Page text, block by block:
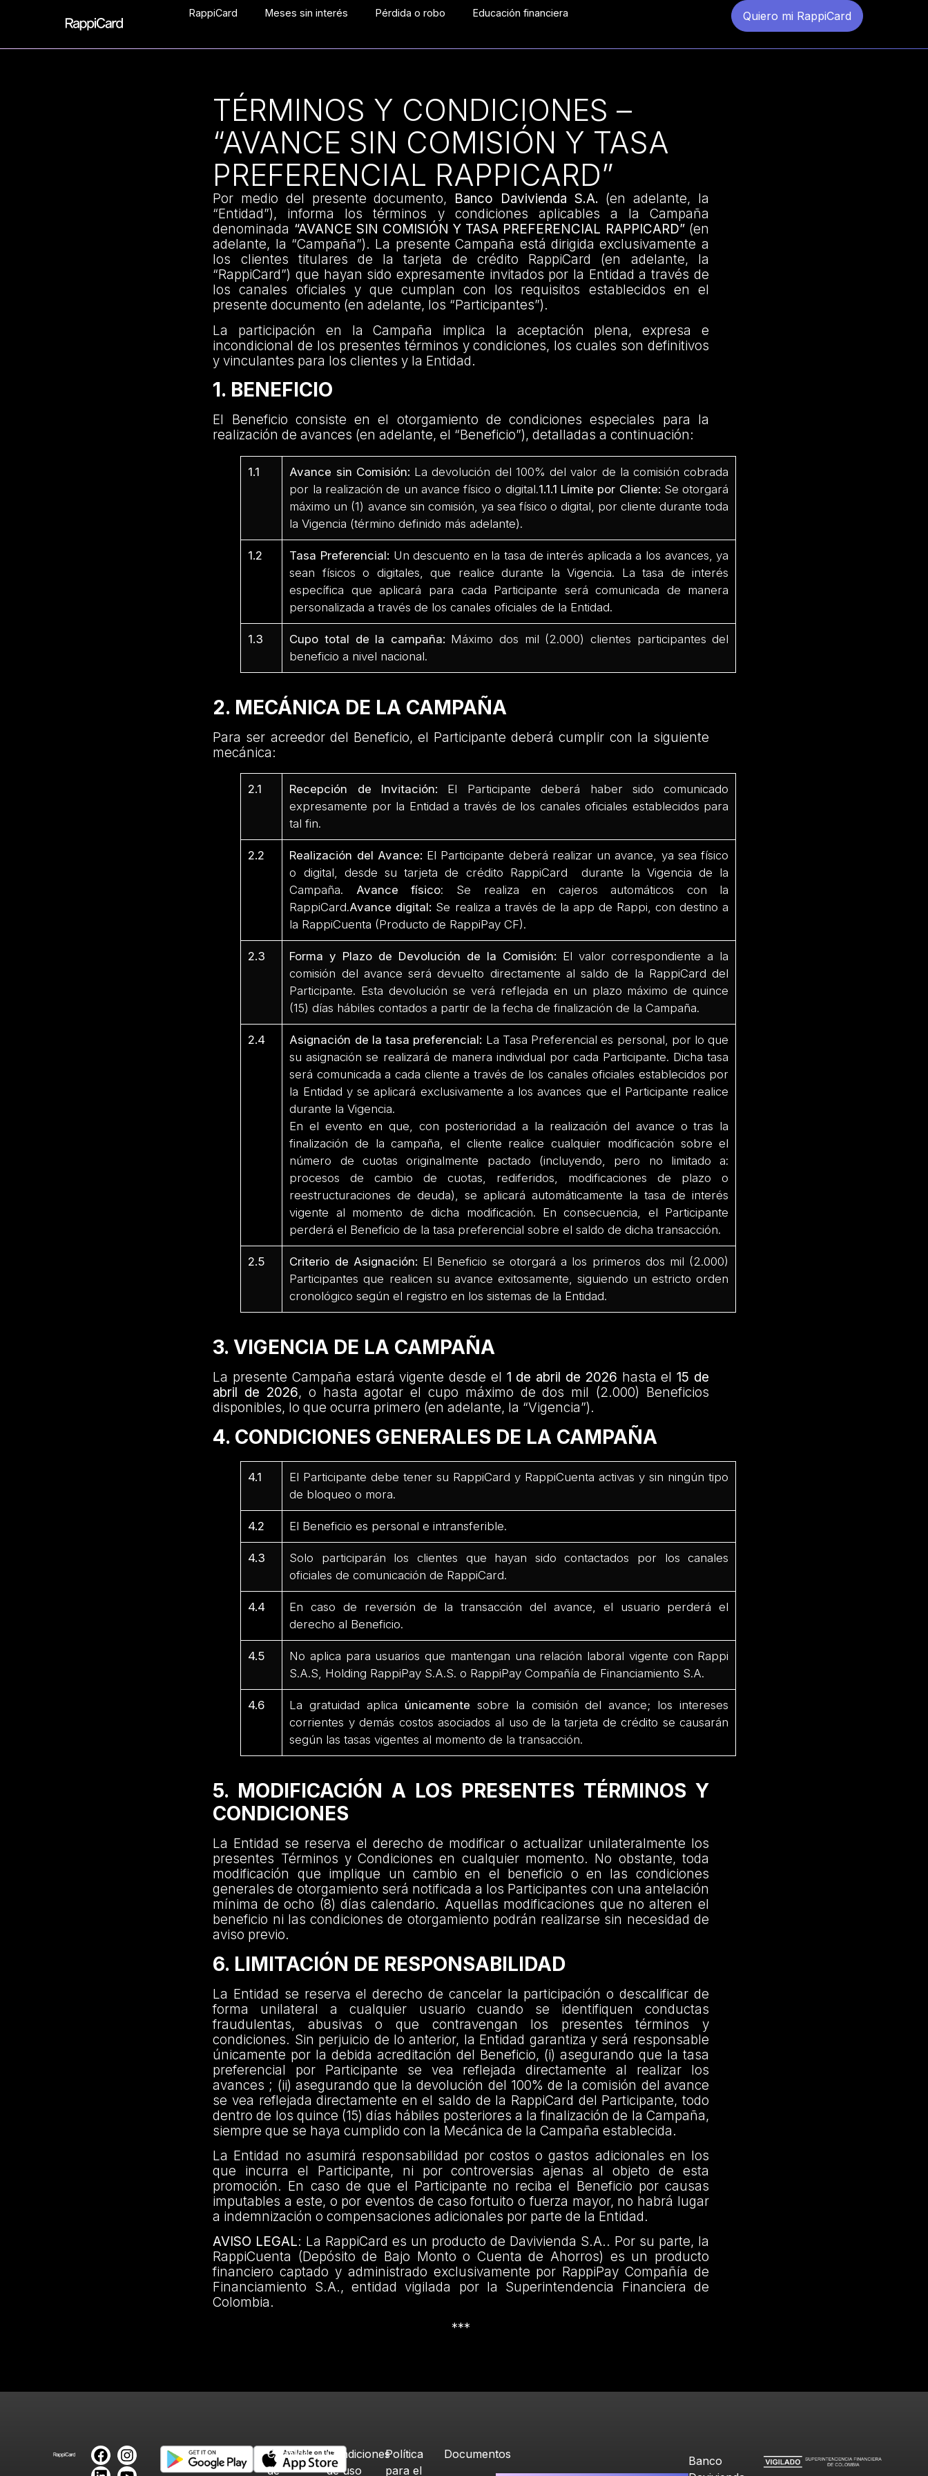
RappiCard Meses sin interés Pérdida o robo Educación financiera Quiero mi RappiCard
TÉRMINOS Y CONDICIONES –
“AVANCE SIN COMISIÓN Y TASA
PREFERENCIAL RAPPICARD”
Por medio del presente documento, Banco Davivienda S.A. (en adelante, la
“Entidad”), informa los términos y condiciones aplicables a la Campaña
denominada “AVANCE SIN COMISIÓN Y TASA PREFERENCIAL RAPPICARD”(en
adelante, la “Campaña”). La presente Campaña está dirigida exclusivamente a
los clientes titulares de la tarjeta de crédito RappiCard (en adelante, la
“RappiCard”) que hayan sido expresamente invitados por la Entidad a través de
los canales oficiales y que cumplan con los requisitos establecidos en el
presente documento (en adelante, los “Participantes”).
La participación en la Campaña implica la aceptación plena, expresa e
incondicional de los presentes términos y condiciones, los cuales son definitivos
y vinculantes para los clientes y la Entidad.
1. BENEFICIO
El Beneficio consiste en el otorgamiento de condiciones especiales para la
realización de avances (en adelante, el “Beneficio”), detalladas a continuación:
1.1 Avance sin Comisión: La devolución del 100% del valor de la comisión cobrada
por la realización de un avance físico o digital.1.1.1 Límite por Cliente: Se otorgará
máximo un (1) avance sin comisión, ya sea físico o digital, por cliente durante toda
la Vigencia (término definido más adelante).
1.2 Tasa Preferencial: Un descuento en la tasa de interés aplicada a los avances, ya
sean físicos o digitales, que realice durante la Vigencia. La tasa de interés
específica que aplicará para cada Participante será comunicada de manera
personalizada a través de los canales oficiales de la Entidad.
1.3 Cupo total de la campaña: Máximo dos mil (2.000) clientes participantes del
beneficio a nivel nacional.
2. MECÁNICA DE LA CAMPAÑA
Para ser acreedor del Beneficio, el Participante deberá cumplir con la siguiente
mecánica:
2.1 Recepción de Invitación: El Participante deberá haber sido comunicado
expresamente por la Entidad a través de los canales oficiales establecidos para
tal fin.
2.2 Realización del Avance: El Participante deberá realizar un avance, ya sea físico
o digital, desde su tarjeta de crédito RappiCard durante la Vigencia de la
Campaña. Avance físico: Se realiza en cajeros automáticos con la
RappiCard.Avance digital: Se realiza a través de la app de Rappi, con destino a
la RappiCuenta (Producto de RappiPay CF).
2.3 Forma y Plazo de Devolución de la Comisión: El valor correspondiente a la
comisión del avance será devuelto directamente al saldo de la RappiCard del
Participante. Esta devolución se verá reflejada en un plazo máximo de quince
(15) días hábiles contados a partir de la fecha de finalización de la Campaña.
2.4 Asignación de la tasa preferencial: La Tasa Preferencial es personal, por lo que
su asignación se realizará de manera individual por cada Participante. Dicha tasa
será comunicada a cada cliente a través de los canales oficiales establecidos por
la Entidad y se aplicará exclusivamente a los avances que el Participante realice
durante la Vigencia.
En el evento en que, con posterioridad a la realización del avance o tras la
finalización de la campaña, el cliente realice cualquier modificación sobre el
número de cuotas originalmente pactado (incluyendo, pero no limitado a:
procesos de cambio de cuotas, rediferidos, modificaciones de plazo o
reestructuraciones de deuda), se aplicará automáticamente la tasa de interés
vigente al momento de dicha modificación. En consecuencia, el Participante
perderá el Beneficio de la tasa preferencial sobre el saldo de dicha transacción.
2.5 Criterio de Asignación: El Beneficio se otorgará a los primeros dos mil (2.000)
Participantes que realicen su avance exitosamente, siguiendo un estricto orden
cronológico según el registro en los sistemas de la Entidad.
3. VIGENCIA DE LA CAMPAÑA
La presente Campaña estará vigente desde el 1 de abril de 2026 hasta el15 de
abril de 2026, o hasta agotar el cupo máximo de dos mil (2.000) Beneficios
disponibles, lo que ocurra primero (en adelante, la “Vigencia”).
4. CONDICIONES GENERALES DE LA CAMPAÑA
4.1
El Participante debe tener su RappiCard y RappiCuenta activas y sin ningún tipo
de bloqueo o mora.
4.2 El Beneficio es personal e intransferible.
4.3
Solo participarán los clientes que hayan sido contactados por los canales
oficiales de comunicación de RappiCard.
4.4
En caso de reversión de la transacción del avance, el usuario perderá el
derecho al Beneficio.
4.5
No aplica para usuarios que mantengan una relación laboral vigente con Rappi
S.A.S, Holding RappiPay S.A.S. o RappiPay Compañía de Financiamiento S.A.
4.6 La gratuidad aplica únicamentesobre la comisión del avance; los intereses
corrientes y demás costos asociados al uso de la tarjeta de crédito se causarán
según las tasas vigentes al momento de la transacción.
5. MODIFICACIÓN A LOS PRESENTES TÉRMINOS Y
CONDICIONES
La Entidad se reserva el derecho de modificar o actualizar unilateralmente los
presentes Términos y Condiciones en cualquier momento. No obstante, toda
modificación que implique un cambio en el beneficio o en las condiciones
generales de otorgamiento será notificada a los Participantes con una antelación
mínima de ocho (8) días calendario. Aquellas modificaciones que no alteren el
beneficio ni las condiciones de otorgamiento podrán realizarse sin necesidad de
aviso previo.
6. LIMITACIÓN DE RESPONSABILIDAD
La Entidad se reserva el derecho de cancelar la participación o descalificar de
forma unilateral a cualquier usuario cuando se identifiquen conductas
fraudulentas, abusivas o que contravengan los presentes términos y
condiciones. Sin perjuicio de lo anterior, la Entidad garantiza y será responsable
únicamente por la debida acreditación del Beneficio, (i) asegurando que la tasa
preferencial por Participante se vea reflejada directamente al realizar los
avances ; (ii) asegurando que la devolución del 100% de la comisión del avance
se vea reflejada directamente en el saldo de la RappiCard del Participante, todo
dentro de los quince (15) días hábiles posteriores a la finalización de la Campaña,
siempre que se haya cumplido con la Mecánica de la Campaña establecida.
La Entidad no asumirá responsabilidad por costos o gastos adicionales en los
que incurra el Participante, ni por controversias ajenas al objeto de esta
promoción. En caso de que el Participante no reciba el Beneficio por causas
imputables a este, o por eventos de caso fortuito o fuerza mayor, no habrá lugar
a indemnización o compensaciones adicionales por parte de la Entidad.
AVISO LEGAL: La RappiCard es un producto de Davivienda S.A.. Por su parte, la
RappiCuenta (Depósito de Bajo Monto o Cuenta de Ahorros) es un producto
financiero captado y administrado exclusivamente por RappiPay Compañía de
Financiamiento S.A., entidad vigilada por la Superintendencia Financiera de
Colombia.
***
Canales
de
Condiciones
de uso
Política
para el
Documentos
Banco